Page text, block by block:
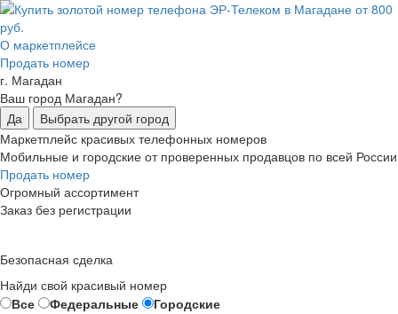
О маркетплейсе
Продать номер
г. Магадан
Ваш город Магадан?
Да
Выбрать другой город
Маркетплейс красивых телефонных номеров
Мобильные и городские от проверенных продавцов по всей России
Продать номер
Огромный ассортимент
Заказ без регистрации
Безопасная сделка
Найди свой красивый номер
Все
Федеральные
Городские